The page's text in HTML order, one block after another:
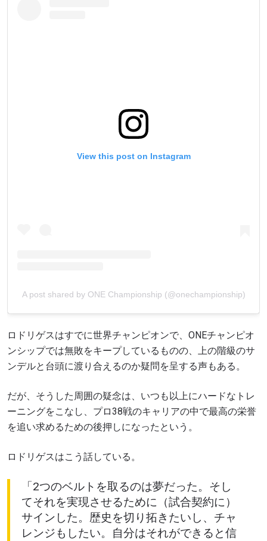
View this post on Instagram
A post shared by ONE Championship (@onechampionship)
ロドリゲスはすでに世界チャンピオンで、ONEチャンピオ
ンシップでは無敗をキープしているものの、上の階級のサ
ンデルと台頭に渡り合えるのか疑問を呈する声もある。
だが、そうした周囲の疑念は、いつも以上にハードなトレ
ーニングをこなし、プロ38戦のキャリアの中で最高の栄誉
を追い求めるための後押しになったという。
ロドリゲスはこう話している。
「2つのベルトを取るのは夢だった。そし
てそれを実現させるために（試合契約に）
サインした。歴史を切り拓きたいし、チャ
レンジもしたい。自分はそれができると信